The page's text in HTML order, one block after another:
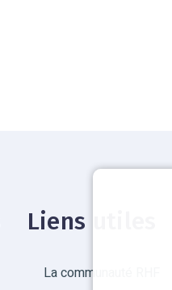
Liens utiles
La communauté RHF